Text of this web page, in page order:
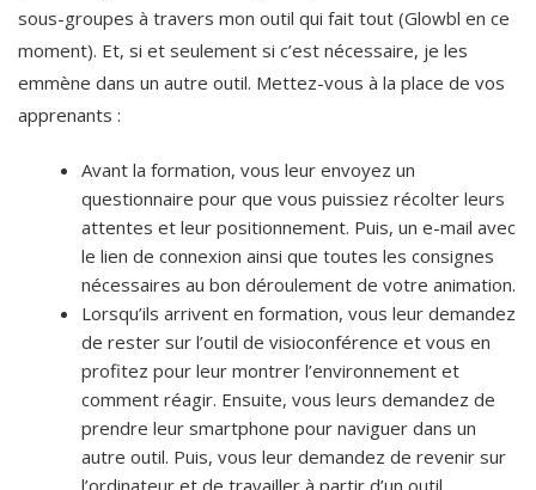
sous-groupes à travers mon outil qui fait tout (Glowbl en ce
moment). Et, si et seulement si c’est nécessaire, je les
emmène dans un autre outil. Mettez-vous à la place de vos
apprenants :
Avant la formation, vous leur envoyez un
questionnaire pour que vous puissiez récolter leurs
attentes et leur positionnement. Puis, un e-mail avec
le lien de connexion ainsi que toutes les consignes
nécessaires au bon déroulement de votre animation.
Lorsqu’ils arrivent en formation, vous leur demandez
de rester sur l’outil de visioconférence et vous en
profitez pour leur montrer l’environnement et
comment réagir. Ensuite, vous leurs demandez de
prendre leur smartphone pour naviguer dans un
autre outil. Puis, vous leur demandez de revenir sur